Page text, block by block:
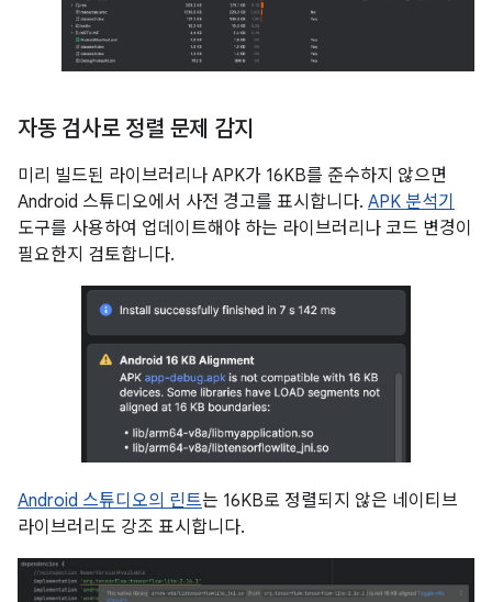
자동 검사로 정렬 문제 감지
미리 빌드된 라이브러리나 APK가 16KB를 준수하지 않으면
Android 스튜디오에서 사전 경고를 표시합니다. APK 분석기
도구를 사용하여 업데이트해야 하는 라이브러리나 코드 변경이
필요한지 검토합니다.
Android 스튜디오의 린트는 16KB로 정렬되지 않은 네이티브
라이브러리도 강조 표시합니다.